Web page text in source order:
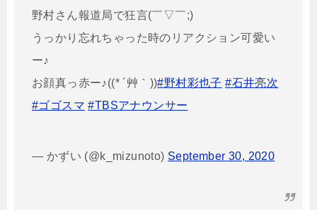
野村さん報道局で狂言(￣▽￣;)
うっかり忘れちゃった時のリアクション可愛い
ー♪
お顔真っ赤ー♪((* ´艸｀))#野村彩也子 #石井亮次
#ゴゴスマ #TBSアナウンサー
— かずい (@k_mizunoto) September 30, 2020